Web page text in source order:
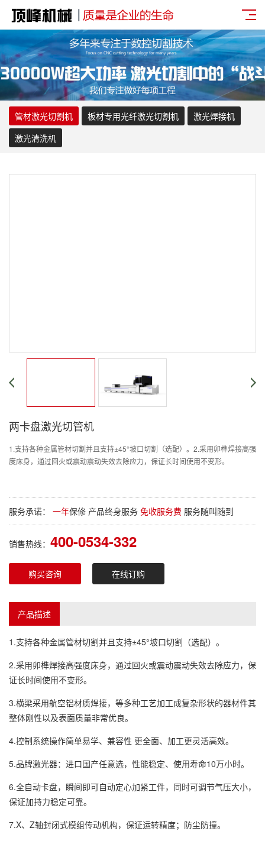
管材激光切割机 板材专用光纤激光切割机
激光焊接机
激光清洗机
两卡盘激光切管机
1.支持各种金属管材切割并且支持±45°坡口切割（选配）。2.采用卯榫焊接高强
度床身，通过回火或震动震动失效去除应力，保证长时间使用不变形。
服务承诺： 一年保修 产品终身服务 免收服务费 服务随叫随到
销售热线： 400-0534-332
购买咨询 在线订购
产品描述
1.支持各种金属管材切割并且支持±45°坡口切割（选配）。
2.采用卯榫焊接高强度床身，通过回火或震动震动失效去除应力，保
证长时间使用不变形。
3.横梁采用航空铝材质焊接，等多种工艺加工成复杂形状的器材件其
整体刚性以及表面质量非常优良。
4.控制系统操作简单易学、兼容性 更全面、加工更灵活高效。
5.品牌激光器：进口国产任意选，性能稳定、使用寿命10万小时。
6.全自动卡盘，瞬间即可自动定心加紧工件，同时可调节气压大小，
保证加持力稳定可靠。
7.X、Z轴封闭式模组传动机构，保证运转精度；防尘防撞。